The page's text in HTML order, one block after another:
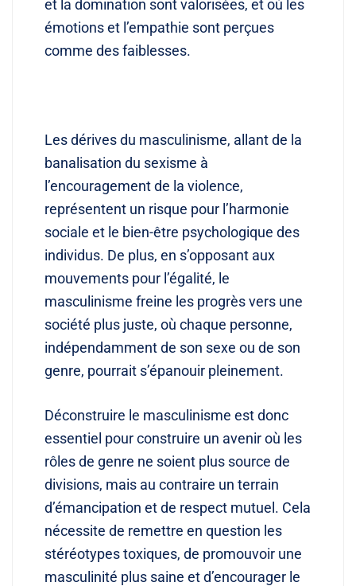
et la domination sont valorisées, et où les
émotions et l’empathie sont perçues
comme des faiblesses.
Les dérives du masculinisme, allant de la
banalisation du sexisme à
l’encouragement de la violence,
représentent un risque pour l’harmonie
sociale et le bien-être psychologique des
individus. De plus, en s’opposant aux
mouvements pour l’égalité, le
masculinisme freine les progrès vers une
société plus juste, où chaque personne,
indépendamment de son sexe ou de son
genre, pourrait s’épanouir pleinement.
Déconstruire le masculinisme est donc
essentiel pour construire un avenir où les
rôles de genre ne soient plus source de
divisions, mais au contraire un terrain
d’émancipation et de respect mutuel. Cela
nécessite de remettre en question les
stéréotypes toxiques, de promouvoir une
masculinité plus saine et d’encourager le